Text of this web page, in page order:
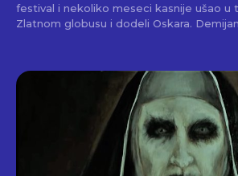
festival i nekoliko meseci kasnije ušao u
Zlatnom globusu i dodeli Oskara.